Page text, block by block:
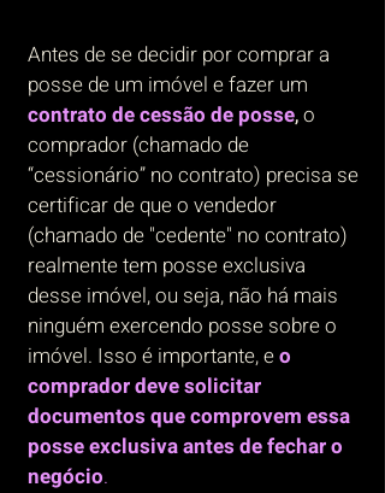
Antes de se decidir por comprar a
posse de um imóvel e fazer um
contrato de cessão de posse,o
comprador (chamado de
“cessionário” no contrato) precisa se
certificar de que o vendedor
(chamado de "cedente" no contrato)
realmente tem posse exclusiva
desse imóvel, ou seja, não há mais
ninguém exercendo posse sobre o
imóvel. Isso é importante, eo
comprador deve solicitar
documentos que comprovem essa
posse exclusiva antes de fechar o
negócio.